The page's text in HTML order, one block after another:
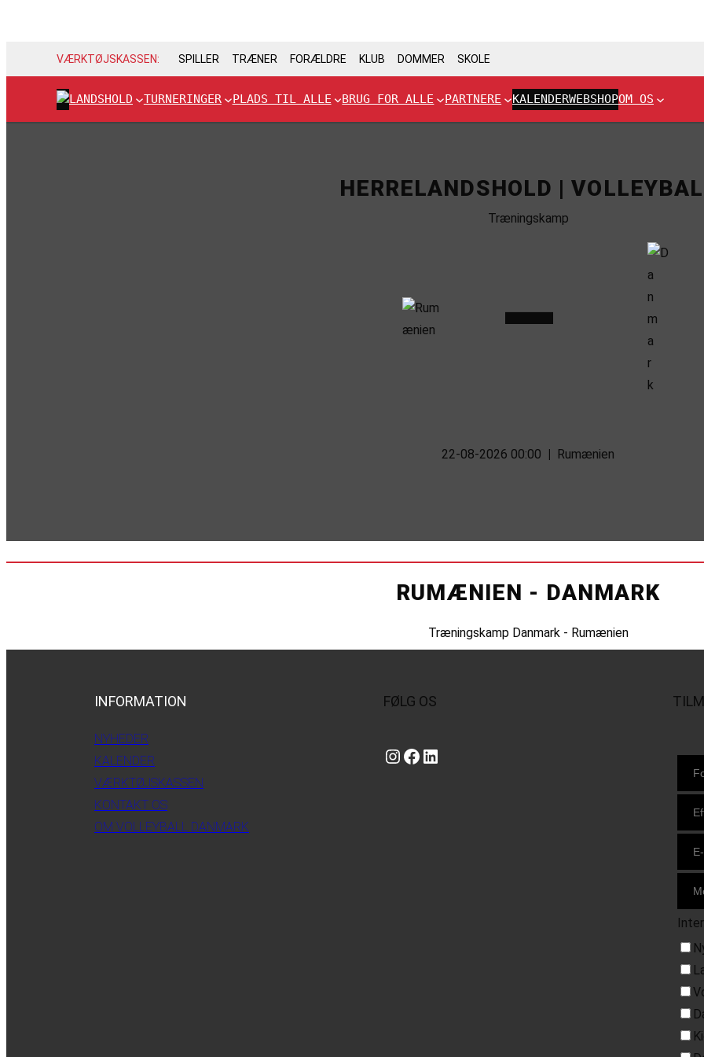
VÆRKTØJSKASSEN: SPILLER TRÆNER FORÆLDRE KLUB DOMMER SKOLE
LANDSHOLD TURNERINGER PLADS TIL ALLE BRUG FOR ALLE PARTNERE KALENDERWEBSHOPOM OS
HERRELANDSHOLD |
Træningskamp
–
22-08-2026 00:00 Rumænien
RUMÆNIEN - DANMARK
Træningskamp Danmark - Rumænien
INFORMATION
NYHEDER
KALENDER
VÆRKTØJSKASSEN
KONTAKT OS
OM VOLLEYBALL DANMARK
FØLG OS
Instagram https://www.facebook.com/danishbeachvolleytour LinkedIn